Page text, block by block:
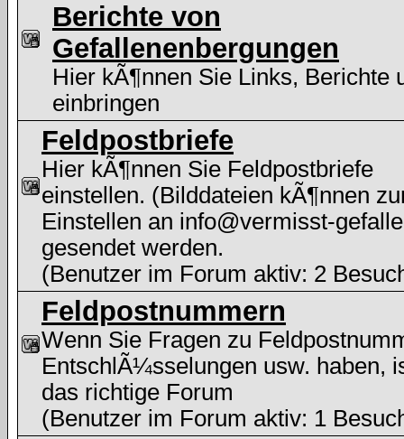
Berichte von
Gefallenenbergungen
Hier kÃ¶nnen Sie Links, Berichte
einbringen
Feldpostbriefe
Hier kÃ¶nnen Sie Feldpostbriefe
einstellen. (Bilddateien kÃ¶nnen
Einstellen an info@vermisst-
gesendet werden.
(Benutzer im Forum aktiv: 2
Feldpostnummern
Wenn Sie Fragen zu
EntschlÃ¼sselungen usw. haben,
das richtige Forum
(Benutzer im Forum aktiv: 1